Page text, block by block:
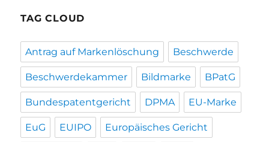
TAG CLOUD
Antrag auf Markenlöschung Beschwerde
Beschwerdekammer Bildmarke BPatG
Bundespatentgericht DPMA EU-Marke
EuG EUIPO Europäisches Gericht